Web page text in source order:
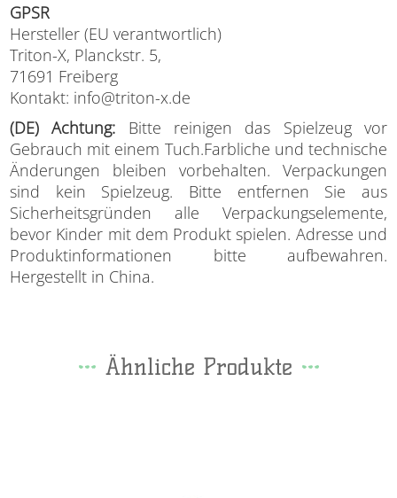
GPSR
Hersteller (EU verantwortlich)
Triton-X, Planckstr. 5,
71691 Freiberg
Kontakt: info@triton-x.de
(DE) Achtung: Bitte reinigen das Spielzeug vor
Gebrauch mit einem Tuch.Farbliche und technische
Änderungen bleiben vorbehalten. Verpackungen
sind kein Spielzeug. Bitte entfernen Sie aus
Sicherheitsgründen alle Verpackungselemente,
bevor Kinder mit dem Produkt spielen. Adresse und
Produktinformationen bitte aufbewahren.
Hergestellt in China.
Ähnliche Produkte